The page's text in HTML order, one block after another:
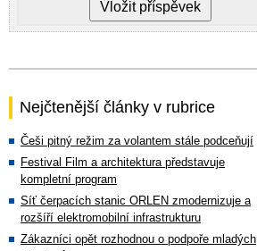
Nejčtenější články v rubrice
Češi pitný režim za volantem stále podceňují
Festival Film a architektura představuje
kompletní program
Síť čerpacích stanic ORLEN zmodernizuje a
rozšíří elektromobilní infrastrukturu
Zákazníci opět rozhodnou o podpoře mladých